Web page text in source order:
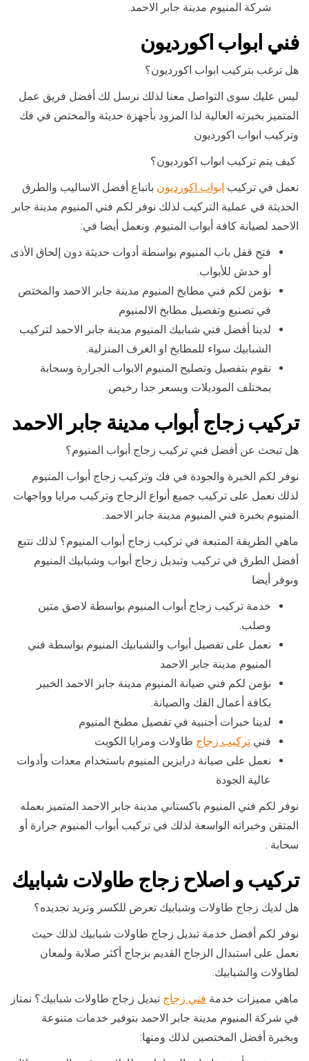
شركة المنيوم مدينة جابر الاحمد.
فني ابواب اكورديون
هل ترغب بتركيب ابواب اكورديون؟
ليس عليك سوى التواصل معنا لذلك نرسل لك أفضل فريق عمل
المتميز بخبرته العالية لذا المزود بأجهزة حديثة والمختص في فك
وتركيب ابواب اكورديون
كيف يتم تركيب ابواب اكورديون؟
نعمل في تركيب ابواب اكورديون باتباع أفضل الاساليب والطرق
الحديثة في عملية التركيب لذلك نوفر لكم فني المنيوم مدينة جابر
الاحمد لصيانة كافة أبواب المنيوم. ونعمل أيضا في:
فتح قفل باب المنيوم بواسطة أدوات حديثة دون إلحاق الأذى
أو خدش للأبواب.
نؤمن لكم فني مطابخ المنيوم مدينة جابر الاحمد والمختص
في تصنيع وتفصيل مطابخ الالمنيوم
لدينا أفضل فني شبابيك المنيوم مدينة جابر الاحمد لتركيب
الشبابيك سواء للمطابخ او الغرف المنزلية.
نقوم بتفصيل وتصليح المنيوم الابواب الجرارة وسحابة
بمختلف الموديلات وبسعر جدا رخيص.
تركيب زجاج أبواب مدينة جابر الاحمد
هل تبحث عن أفضل فني تركيب زجاج أبواب المنيوم؟
نوفر لكم الخبرة والجودة في فك وتركيب زجاج أبواب المنيوم
لذلك نعمل على تركيب جميع أنواع الزجاج وتركيب مرايا وواجهات
المنيوم بخبرة فني المنيوم مدينة جابر الاحمد.
ماهي الطريقة المتبعة في تركيب زجاج أبواب المنيوم؟ لذلك نتبع
أفضل الطرق في تركيب وتبديل زجاج أبواب وشبابيك المنيوم
ونوفر أيضا
خدمة تركيب زجاج أبواب المنيوم بواسطة لاصق متين
وصلب.
نعمل على تفصيل أبواب والشبابيك المنيوم بواسطة فني
المنيوم مدينة جابر الاحمد
نؤمن لكم فني صيانة المنيوم مدينة جابر الاحمد الخبير
بكافة أعمال الفك والصيانة.
لدينا خبرات أجنبية في تفصيل مطبخ المنيوم
فني تركيب زجاج طاولات ومرايا الكويت
نعمل على صيانة درابزين المنيوم باستخدام معدات وأدوات
عالية الجودة
نوفر لكم فني المنيوم باكستاني مدينة جابر الاحمد المتميز بعمله
المتقن وخبراته الواسعة لذلك في تركيب أبواب المنيوم جرارة أو
سحابة .
تركيب و اصلاح زجاج طاولات شبابيك
هل لديك زجاج طاولات وشبابيك تعرض للكسر وتريد تجديده؟
نوفر لكم أفضل خدمة تبديل زجاج طاولات شبابيك لذلك حيث
نعمل على استبدال الزجاج القديم بزجاج أكثر صلابة ولمعان
لطاولات والشبابيك.
ماهي مميزات خدمة فني زجاج تبديل زجاج طاولات شبابيك؟ نمتاز
في شركة المنيوم مدينة جابر الاحمد بتوفير خدمات متنوعة
وبخبرة أفضل المختصين لذلك ومنها: